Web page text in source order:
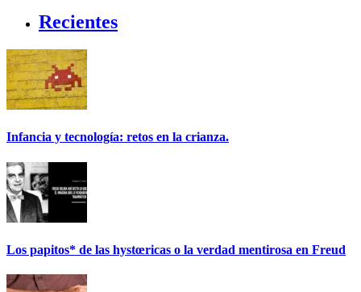
Recientes
Infancia y tecnología: retos en la crianza.
Los papitos* de las hystœricas o la verdad mentirosa en Freud